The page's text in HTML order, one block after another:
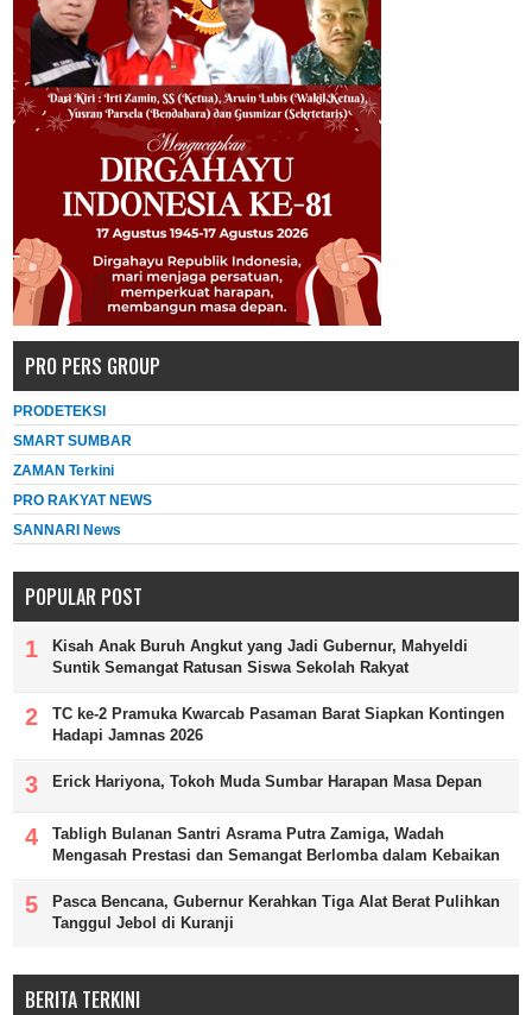
PRO PERS GROUP
PRODETEKSI
SMART SUMBAR
ZAMAN Terkini
PRO RAKYAT NEWS
SANNARI News
POPULAR POST
Kisah Anak Buruh Angkut yang Jadi Gubernur, Mahyeldi
Suntik Semangat Ratusan Siswa Sekolah Rakyat
TC ke-2 Pramuka Kwarcab Pasaman Barat Siapkan Kontingen
Hadapi Jamnas 2026
Erick Hariyona, Tokoh Muda Sumbar Harapan Masa Depan
Tabligh Bulanan Santri Asrama Putra Zamiga, Wadah
Mengasah Prestasi dan Semangat Berlomba dalam Kebaikan
Pasca Bencana, Gubernur Kerahkan Tiga Alat Berat Pulihkan
Tanggul Jebol di Kuranji
BERITA TERKINI